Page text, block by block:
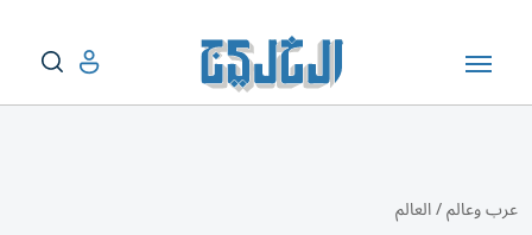
عرب وعالم/العالم